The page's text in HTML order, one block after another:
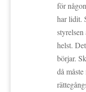
för
har lidit.
helst.
börjar.
då